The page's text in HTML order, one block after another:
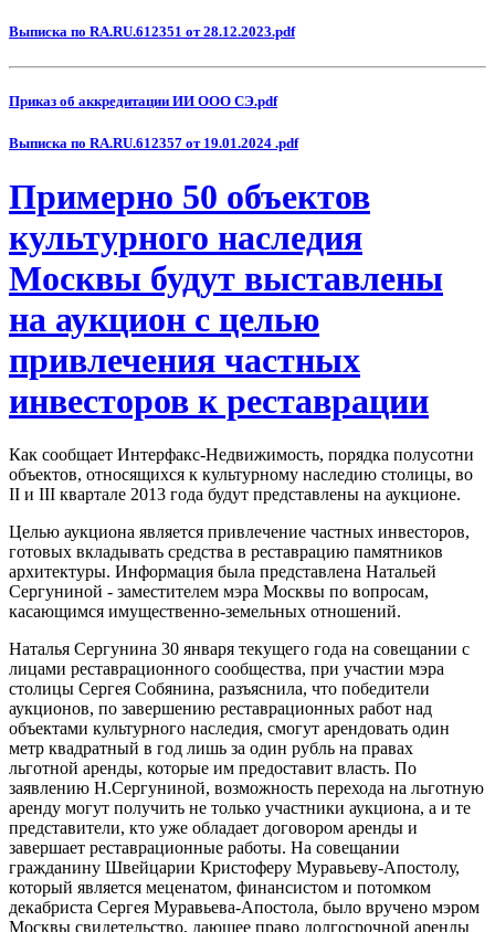
Выписка по RA.RU.612351 от 28.12.2023.pdf
Приказ об аккредитации ИИ ООО СЭ.pdf
Выписка по RA.RU.612357 от 19.01.2024 .pdf
Примерно 50 объектов
культурного наследия
Москвы будут выставлены
на аукцион с целью
привлечения частных
инвесторов к реставрации
Как сообщает Интерфакс-Недвижимость, порядка полусотни
объектов, относящихся к культурному наследию столицы, во
II и III квартале 2013 года будут представлены на аукционе.
Целью аукциона является привлечение частных инвесторов,
готовых вкладывать средства в реставрацию памятников
архитектуры. Информация была представлена Натальей
Сергуниной - заместителем мэра Москвы по вопросам,
касающимся имущественно-земельных отношений.
Наталья Сергунина 30 января текущего года на совещании с
лицами реставрационного сообщества, при участии мэра
столицы Сергея Собянина, разъяснила, что победители
аукционов, по завершению реставрационных работ над
объектами культурного наследия, смогут арендовать один
метр квадратный в год лишь за один рубль на правах
льготной аренды, которые им предоставит власть. По
заявлению Н.Сергуниной, возможность перехода на льготную
аренду могут получить не только участники аукциона, а и те
представители, кто уже обладает договором аренды и
завершает реставрационные работы. На совещании
гражданину Швейцарии Кристоферу Муравьеву-Апостолу,
который является меценатом, финансистом и потомком
декабриста Сергея Муравьева-Апостола, было вручено мэром
Москвы свидетельство, дающее право долгосрочной аренды